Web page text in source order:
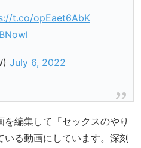
t.co/opEaet6AbK
July 6, 2022
編集して「セックスのやり
る動画にしています。深刻